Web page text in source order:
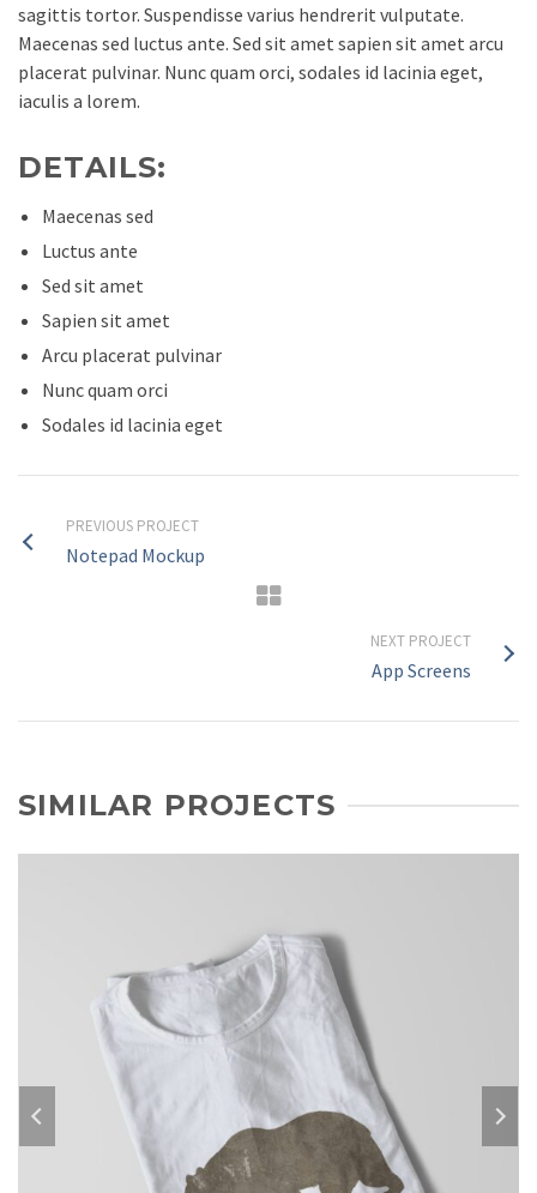
sagittis tortor. Suspendisse varius hendrerit vulputate.
Maecenas sed luctus ante. Sed sit amet sapien sit amet arcu
placerat pulvinar. Nunc quam orci, sodales id lacinia eget,
iaculis a lorem.
DETAILS:
Maecenas sed
Luctus ante
Sed sit amet
Sapien sit amet
Arcu placerat pulvinar
Nunc quam orci
Sodales id lacinia eget
PREVIOUS PROJECT
Notepad Mockup
NEXT PROJECT
App Screens
SIMILAR PROJECTS